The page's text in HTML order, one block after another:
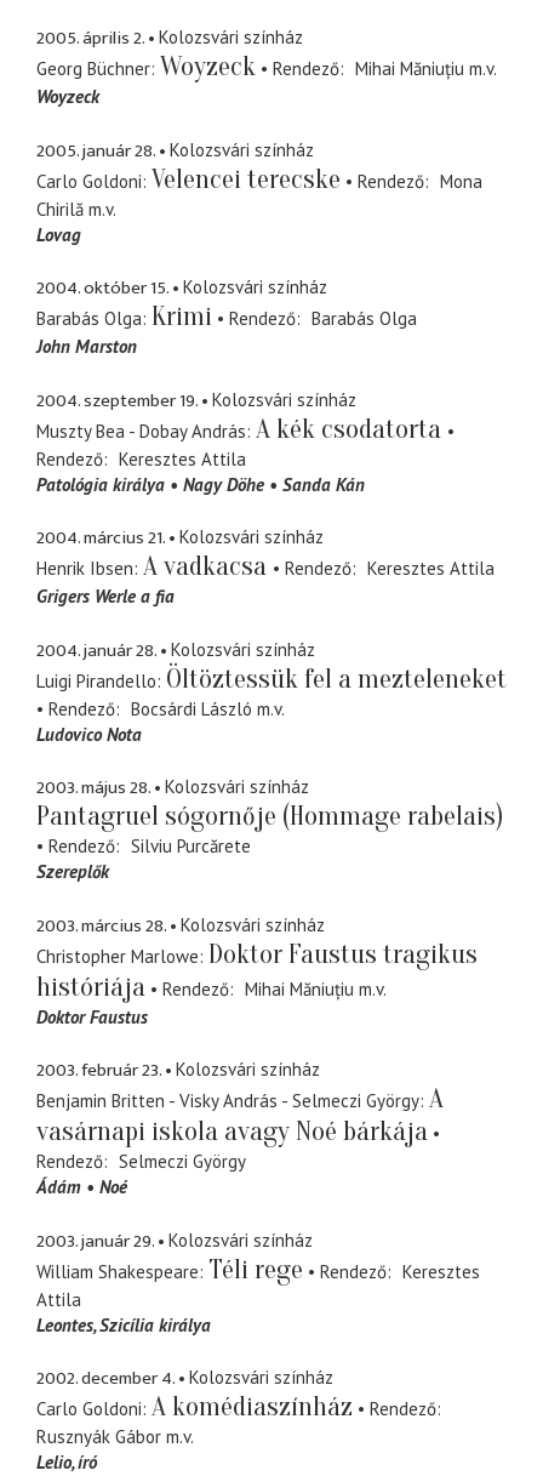
2005. április 2.
Kolozsvári színház
Georg Büchner Woyzeck Rendező Mihai Măniuțiu m.v.
Woyzeck
2005. január 28.
Kolozsvári színház
Carlo Goldoni Velencei terecske Rendező
Mona
Chirilă m.v.
Lovag
2004. október 15.
Kolozsvári színház
Barabás Olga Krimi Rendező
Barabás Olga
John Marston
2004. szeptember 19.
Kolozsvári színház
Muszty Bea - Dobay András A kék csodatorta
Rendező
Keresztes Attila
Patológia királya
Nagy Döhe Sanda Kán
2004. március 21.
Kolozsvári színház
Henrik Ibsen A vadkacsa Rendező
Keresztes Attila
Grigers Werle a fia
2004. január 28.
Kolozsvári színház
Luigi Pirandello Öltöztessük fel a mezteleneket
Rendező Bocsárdi László m.v.
Ludovico Nota
2003. május 28. Kolozsvári színház
Pantagruel sógornője (Hommage rabelais)
Rendező
Silviu Purcărete
Szereplők
2003. március 28.
Kolozsvári színház
Christopher Marlowe Doktor Faustus tragikus
históriája
Rendező Mihai Măniuțiu m.v.
Doktor Faustus
2003. február 23.
Kolozsvári színház
Benjamin Britten - Visky András - Selmeczi György A
vasárnapi iskola avagy Noé bárkája
Rendező
Selmeczi György
Ádám
Noé
2003. január 29.
Kolozsvári színház
William Shakespeare Téli rege Rendező
Keresztes
Attila
Leontes Szicília királya
2002. december 4.
Kolozsvári színház
Carlo Goldoni A komédiaszínház
Rendező
Rusznyák Gábor m.v.
Lelio író